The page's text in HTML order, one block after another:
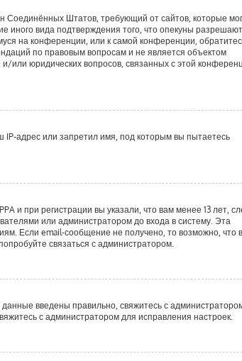
Соединённых Штатов, требующий от сайтов, которые
иного вида подтверждения того, что опекуны
на конференции, или к самой конференции,
по правовым вопросам и не является объектом
или юридических вопросов, связанных с этой
адрес или запретил имя, под которым вы пытаетесь
и при регистрации вы указали, что вам менее 13 лет,
или администратором до входа в систему. Эта
Если email-сообщение не получено, то возможно, что
связаться с администратором.
введены правильно, свяжитесь с
с администратором для исправления настроек.